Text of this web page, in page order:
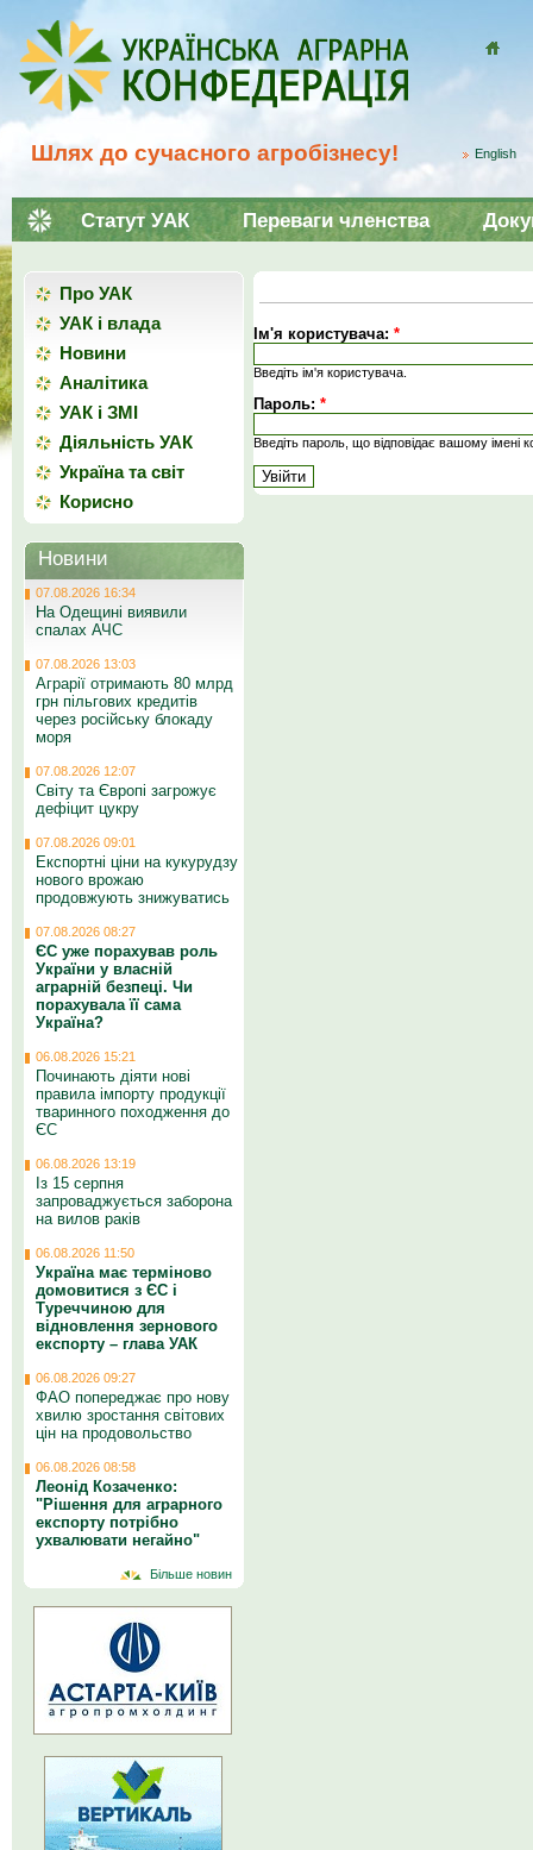
Шлях до сучасного агробізнесу! English
Статут УАК Переваги членства
Ім'я користувача: *
Введіть ім'я користувача.
Пароль: *
Введіть пароль, що відповідає вашому імені
Про УАК
УАК і влада
Новини
Аналітика
УАК і ЗМІ
Діяльність УАК
Україна та світ
Корисно
Новини
07.08.2026 16:34
На Одещині виявили
спалах АЧС
07.08.2026 13:03
Аграрії отримають 80 млрд
грн пільгових кредитів
через російську блокаду
моря
07.08.2026 12:07
Світу та Європі загрожує
дефіцит цукру
07.08.2026 09:01
Експортні ціни на кукурудзу
нового врожаю
продовжують знижуватись
07.08.2026 08:27
ЄС уже порахував роль
України у власній
аграрній безпеці. Чи
порахувала її сама
Україна?
06.08.2026 15:21
Починають діяти нові
правила імпорту продукції
тваринного походження до
ЄС
06.08.2026 13:19
Із 15 серпня
запроваджується заборона
на вилов раків
06.08.2026 11:50
Україна має терміново
домовитися з ЄС і
Туреччиною для
відновлення зернового
експорту – глава УАК
06.08.2026 09:27
ФАО попереджає про нову
хвилю зростання світових
цін на продовольство
06.08.2026 08:58
Леонід Козаченко:
"Рішення для аграрного
експорту потрібно
ухвалювати негайно"
Більше новин